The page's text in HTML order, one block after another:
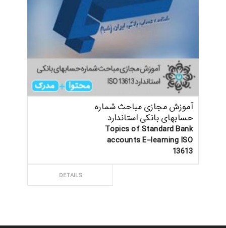
آموزش مجازی مباحث شماره
حسابهای بانکی استاندارد
Topics of Standard Bank
accounts E-learning ISO
13613
DETAILS